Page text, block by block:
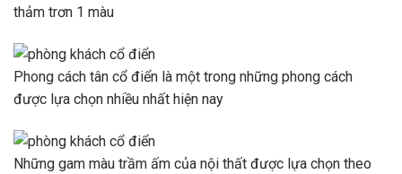
thảm trơn 1 màu
Phong cách tân cổ điển là một trong những phong cách
được lựa chọn nhiều nhất hiện nay
Những gam màu trầm ấm của nội thất được lựa chọn theo